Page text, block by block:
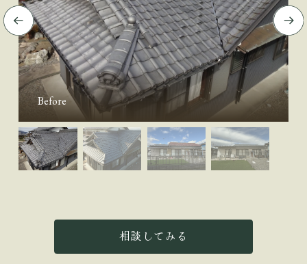
Before
相談してみる